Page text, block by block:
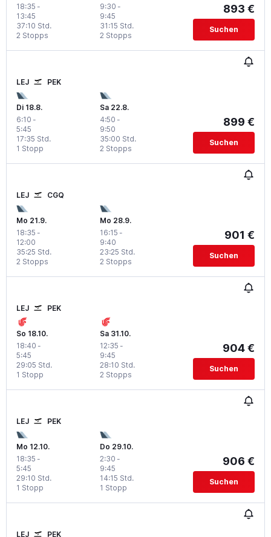
18:35 -
13:45
2 Stopps
37:10 Std.
9:30 -
9:45
2 Stopps
31:15 Std.
893 €
Suchen
LEJ PEK
Di 18.8.
6:10 -
5:45
1 Stopp
17:35 Std.
Sa 22.8.
4:50 -
9:50
2 Stopps
35:00 Std.
899 €
Suchen
LEJ CGQ
Mo 21.9.
18:35 -
12:00
2 Stopps
35:25 Std.
Mo 28.9.
16:15 -
9:40
2 Stopps
23:25 Std.
901 €
Suchen
LEJ PEK
So 18.10.
18:40 -
5:45
1 Stopp
29:05 Std.
Sa 31.10.
12:35 -
9:45
2 Stopps
28:10 Std.
904 €
Suchen
LEJ PEK
Mo 12.10.
18:35 -
5:45
1 Stopp
29:10 Std.
Do 29.10.
2:30 -
9:45
1 Stopp
14:15 Std.
906 €
Suchen
LEJ PEK